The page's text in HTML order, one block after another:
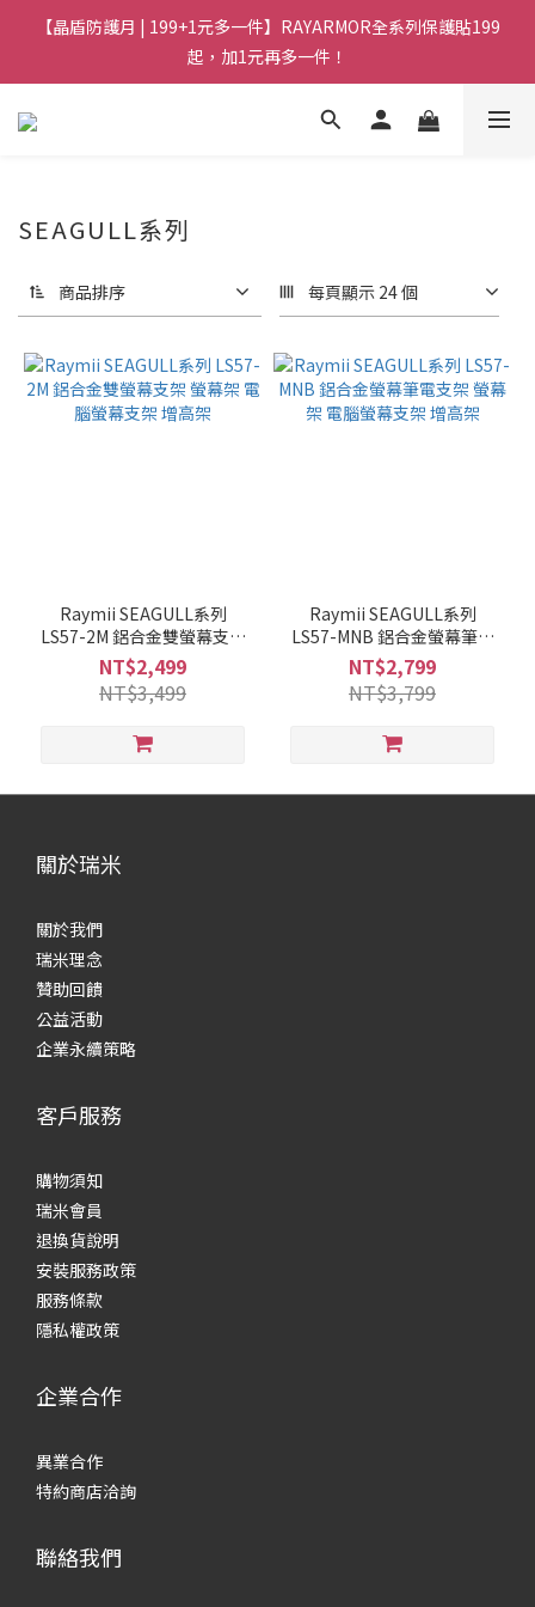
【晶盾防護月 | 199+1元多一件】RAYARMOR全系列保護貼199
起，加1元再多一件！
SEAGULL系列
商品排序 每頁顯示 24 個
Raymii SEAGULL系列
LS57-2M 鋁合金雙螢幕支架
螢幕架 電腦螢幕支架 增高架
NT$2,499
NT$3,499
Raymii SEAGULL系列
LS57-MNB 鋁合金螢幕筆電
支架 螢幕架 電腦螢幕支架 增
高架
NT$2,799
NT$3,799
關於瑞米
關於我們
瑞米理念
贊助回饋
公益活動
企業永續策略
客戶服務
購物須知
瑞米會員
退換貨說明
安裝服務政策
服務條款
隱私權政策
企業合作
異業合作
特約商店洽詢
聯絡我們